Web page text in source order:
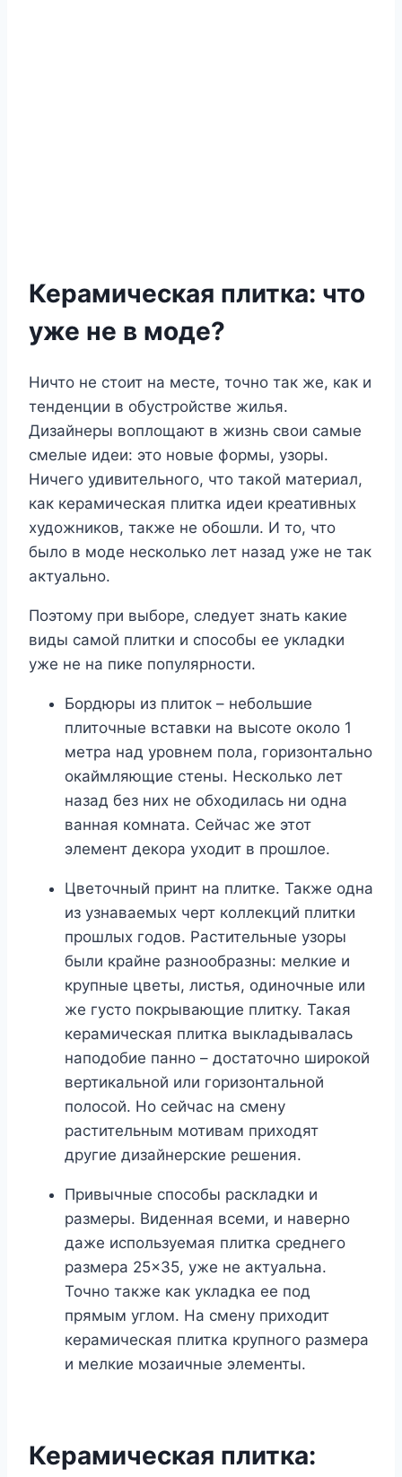
Керамическая плитка: что
уже не в моде?
Ничто не стоит на месте, точно так же, как и
тенденции в обустройстве жилья.
Дизайнеры воплощают в жизнь свои самые
смелые идеи: это новые формы, узоры.
Ничего удивительного, что такой материал,
как керамическая плитка идеи креативных
художников, также не обошли. И то, что
было в моде несколько лет назад уже не так
актуально.
Поэтому при выборе, следует знать какие
виды самой плитки и способы ее укладки
уже не на пике популярности.
Бордюры из плиток – небольшие
плиточные вставки на высоте около 1
метра над уровнем пола, горизонтально
окаймляющие стены. Несколько лет
назад без них не обходилась ни одна
ванная комната. Сейчас же этот
элемент декора уходит в прошлое.
Цветочный принт на плитке. Также одна
из узнаваемых черт коллекций плитки
прошлых годов. Растительные узоры
были крайне разнообразны: мелкие и
крупные цветы, листья, одиночные или
же густо покрывающие плитку. Такая
керамическая плитка выкладывалась
наподобие панно – достаточно широкой
вертикальной или горизонтальной
полосой. Но сейчас на смену
растительным мотивам приходят
другие дизайнерские решения.
Привычные способы раскладки и
размеры. Виденная всеми, и наверно
даже используемая плитка среднего
размера 25×35, уже не актуальна.
Точно также как укладка ее под
прямым углом. На смену приходит
керамическая плитка крупного размера
и мелкие мозаичные элементы.
Керамическая плитка: